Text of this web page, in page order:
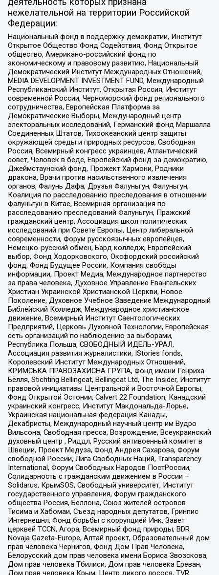
нежелательной на территории Российской
Федерации:
Национальный фонд в поддержку демократии, Институт
Открытое Общество Фонд Содействия, Фонд Открытое
общество, Американо-российский фонд по
экономическому и правовому развитию, Национальный
Демократический Институт Международных Отношений,
MEDIA DEVELOPMENT INVESTMENT FUND, Международный
Республиканский Институт, Открытая Россия, Институт
современной России, Черноморский фонд регионального
сотрудничества, Европейская Платформа за
Демократические Выборы, Международный центр
электоральных исследований, Германский фонд Маршалла
Соединенных Штатов, Тихоокеанский центр защиты
окружающей среды и природных ресурсов, Свободная
Россия, Всемирный конгресс украинцев, Атлантический
совет, Человек в беде, Европейский фонд за демократию,
Джеймстаунский фонд, Прожект Хармони, Родники
дракона, Врачи против насильственного извлечения
органов, Фалунь Дафа, Друзья Фалуньгун, Фалуньгун,
Коалиция по расследованию преследования в отношении
Фалуньгун в Китае, Всемирная организация по
расследованию преследований Фалуньгун, Пражский
гражданский центр, Ассоциация школ политических
исследований при Совете Европы, Центр либеральной
современности, Форум русскоязычных европейцев,
Немецко-русский обмен, Бард колледж, Европейский
выбор, Фонд Ходорковского, Оксфордский российский
фонд, Фонд Будущее России, Компания свободы
информации, Проект Медиа, Международное партнерство
за права человека, Духовное Управление Евангельских
Христиан Украинской Христианской Церкви, Новое
Поколение, Духовное Учебное Заведение Международный
Библейский Колледж, Международное христианское
движение, Всемирный Институт Саентологических
Предприятий, Церковь Духовной Технологии, Европейская
сеть организаций по наблюдению за выборами,
Республика Польша, СВОБОДНЫЙ ИДЕЛЬ-УРАЛ,
Ассоциация развития журналистики, IStories fonds,
Королевский Институт Международных Отношений,
КРИМСЬКА ПРАВОЗАХИСНА ГРУПА, Фонд имени Генриха
Бёлля, Stichting Bellingcat, Bellingcat Ltd, The Insider, Институт
правовой инициативы Центральной и Восточной Европы,
Фонд Открытой Эстонии, Calvert 22 Foundation, Канадский
украинский конгресс, Институт Макдональда-Лорье,
Украинская национальная федерация Канады,
Декабристы, Международный научный центр им Вудро
Вильсона, Свободная пресса, Возрождение, Всеукраинский
духовный центр , Риддл, Русский антивоенный комитет в
Швеции, Проект Медуза, Фонд Андрея Сахарова, Форум
свободной России, Лига Свободных Наций, Transparеncy
International, Форум Свободных Народов ПостРоссии,
Солидарность с гражданским движением в России –
Solidarus, КрымSOS, Свободный университет, Институт
государственного управления, Форум гражданского
общества Россия, Беллона, Союз жителей островов
Тисима и Хабомаи, Съезд народных депутатов, Гринпис
Интернешнл, Фонд борьбы с коррупцией Инк, Завет
церквей TCCN, Агора, Всемирный фонд природы, BDR
Novaja Gazeta-Europe, Алтай проект, Образовательный дом
прав человека Чернигов, Фонд Дом Прав Человека,
Белорусский дом прав человека имени Бориса Звозскова,
Дом прав человека Тбилиси, Дом прав человека Ереван,
Дом прав человека Крым, Центр дикого лосося, TVR